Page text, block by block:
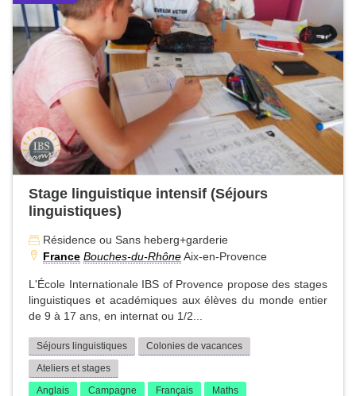
Stage linguistique intensif (Séjours
linguistiques)
Résidence ou Sans heberg+garderie
France Bouches-du-RhôneAix-en-Provence
L'École Internationale IBS of Provence propose des stages
linguistiques et académiques aux élèves du monde entier
de 9 à 17 ans, en internat ou 1/2...
Séjours linguistiques
Colonies de vacances
Ateliers et stages
Anglais
Campagne Français Maths